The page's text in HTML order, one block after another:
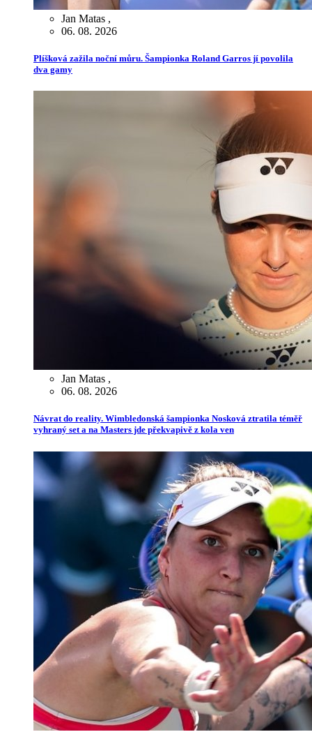
Jan Matas ,
06. 08. 2026
Plíšková zažila noční můru. Šampionka Roland Garros jí povolila
dva gamy
Jan Matas ,
06. 08. 2026
Návrat do reality. Wimbledonská šampionka Nosková ztratila téměř
vyhraný set a na Masters jde překvapivě z kola ven